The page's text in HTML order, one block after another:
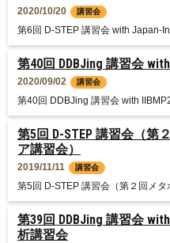
第39回 DDBJing 講習会
析講習会
第5回 D-STEP 講習会（第
ア講習会）
2019/11/11 講習会
第5回 D-STEP 講習会（第２回メタ
第40回 DDBJing 講習会
2020/09/02 講習会
第40回 DDBJing 講習会 with
2020/10/20 講習会
第6回 D-STEP 講習会 with Japan-